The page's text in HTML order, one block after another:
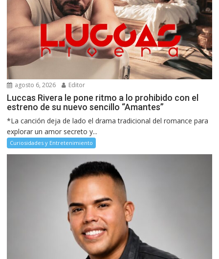
agosto 6, 2026 Editor
Luccas Rivera le pone ritmo a lo prohibido con el
estreno de su nuevo sencillo “Amantes”
*La canción deja de lado el drama tradicional del romance para
explorar un amor secreto y...
Curiosidades y Entretenimiento